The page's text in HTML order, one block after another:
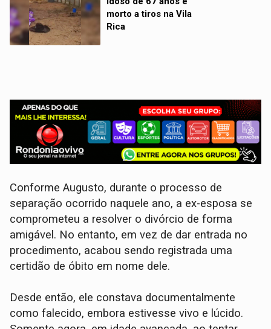
morto a tiros na Vila
Rica
Conforme Augusto, durante o processo de
separação ocorrido naquele ano, a ex-esposa se
comprometeu a resolver o divórcio de forma
amigável. No entanto, em vez de dar entrada no
procedimento, acabou sendo registrada uma
certidão de óbito em nome dele.
Desde então, ele constava documentalmente
como falecido, embora estivesse vivo e lúcido.